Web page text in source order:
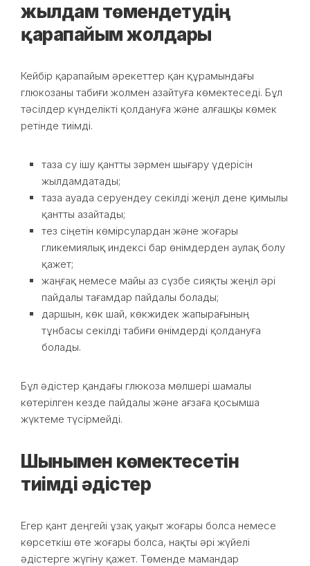
жылдам төмендетудің
қарапайым жолдары
Кейбір қарапайым әрекеттер қан құрамындағы
глюкозаны табиғи жолмен азайтуға көмектеседі. Бұл
тәсілдер күнделікті қолдануға және алғашқы көмек
ретінде тиімді.
таза су ішу қантты зәрмен шығару үдерісін
жылдамдатады;
таза ауада серуендеу секілді жеңіл дене қимылы
қантты азайтады;
тез сіңетін көмірсулардан және жоғары
гликемиялық индексі бар өнімдерден аулақ болу
қажет;
жаңғақ немесе майы аз сүзбе сияқты жеңіл әрі
пайдалы тағамдар пайдалы болады;
даршын, көк шай, көкжидек жапырағының
тұнбасы секілді табиғи өнімдерді қолдануға
болады.
Бұл әдістер қандағы глюкоза мөлшері шамалы
көтерілген кезде пайдалы және ағзаға қосымша
жүктеме түсірмейді.
Шынымен көмектесетін
тиімді әдістер
Егер қант деңгейі ұзақ уақыт жоғары болса немесе
көрсеткіш өте жоғары болса, нақты әрі жүйелі
әдістерге жүгіну қажет. Төменде мамандар